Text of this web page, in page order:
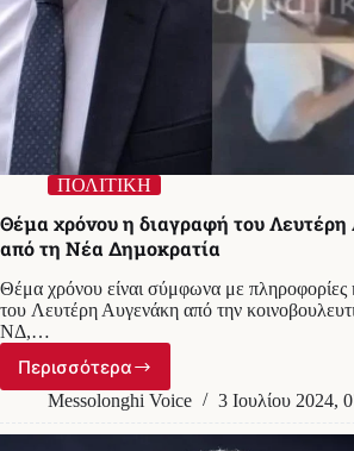
ΠΟΛΙΤΙΚΗ
Θέμα χρόνου η διαγραφή του
από τη Νέα Δημοκρατία
Θέμα χρόνου είναι σύμφωνα με πληροφορίες
του Λευτέρη Αυγενάκη από την
ΝΔ,…
Περισσότερα
Θέμα
χρόνου
Messolonghi Voice 3 Ιουλίου 2024,